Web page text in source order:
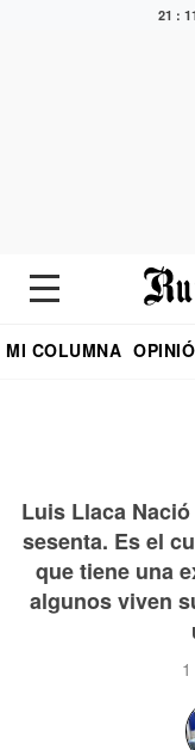
21 :
MI COLUMNA
Luis Llaca
sesenta. Es el
que tiene una
algunos viven